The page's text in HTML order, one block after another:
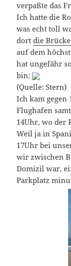
verpaßte das
Ich hatte die
was echt toll
dortdie
auf dem
hat ungefähr
bin:
(Quelle: Stern)
Ich kam gegen
Flughafen
14Uhr, wo der
Weil ja in
17Uhr bei
wir zwischen
Domizil war,
Parkplatz